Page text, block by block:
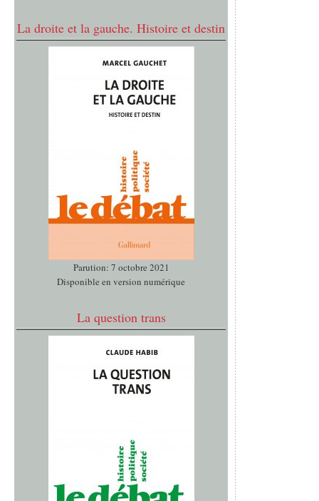
La droite et la gauche. Histoire et destin
Parution: 7 octobre 2021
Disponible en version numérique
La question trans